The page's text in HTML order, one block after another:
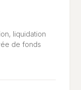
liquidation
de fonds